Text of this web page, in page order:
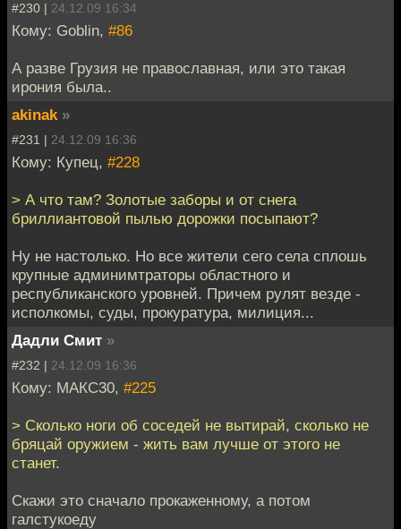
#230 | 24.12.09 16:34
Кому: Goblin, #86
А разве Грузия не православная, или это такая
ирония была..
akinak »
#231 | 24.12.09 16:36
Кому: Купец, #228
> А что там? Золотые заборы и от снега
бриллиантовой пылью дорожки посыпают?
Ну не настолько. Но все жители сего села сплошь
крупные админимтраторы областного и
республиканского уровней. Причем рулят везде -
исполкомы, суды, прокуратура, милиция...
Дадли Смит »
#232 | 24.12.09 16:36
Кому: МАКС30, #225
> Сколько ноги об соседей не вытирай, сколько не
бряцай оружием - жить вам лучше от этого не
станет.
Скажи это сначало прокаженному, а потом
галстукоеду